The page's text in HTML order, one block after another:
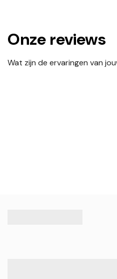
Onze reviews
Wat zijn de ervaringen van